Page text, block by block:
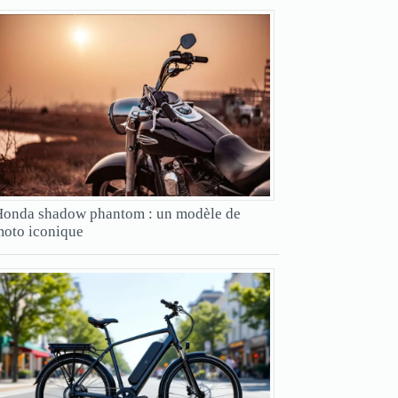
shadow phantom : un modèle de
iconique